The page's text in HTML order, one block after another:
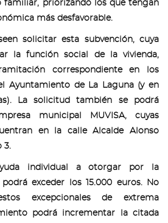
familiar, priorizando los que tengan
más desfavorable.
solicitar esta subvención, cuya
la función social de la vivienda,
correspondiente en los
Ayuntamiento de La Laguna (y en
La solicitud también se podrá
municipal MUVISA, cuyas
en la calle Alcalde Alonso
3.
individual a otorgar por la
exceder los 15.000 euros. No
excepcionales de extrema
podrá incrementar la citada